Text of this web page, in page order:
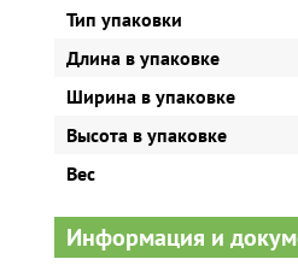
Тип упаковки
Длина в упаковке
Ширина в упаковке
Высота в упаковке
Вес
Информация и